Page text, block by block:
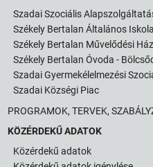
Szadai Szociális
Székely Bertalan Általános Iskola
Székely Bertalan Művelődési
Székely Bertalan Óvoda -
Szadai Gyermekélelmezési
Szadai Községi Piac
PROGRAMOK, TERVEK,
KÖZÉRDEKŰ ADATOK
Közérdekű adatok